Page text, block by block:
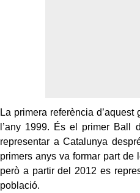
La primera referència
l’any 1999. És el primer Ball
representar a Catalunya
primers anys va formar part de
però a partir del 2012 es
població.